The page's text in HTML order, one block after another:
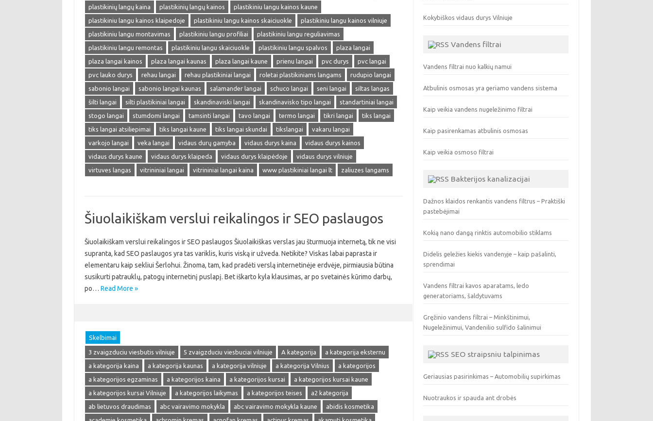
plastikinių langų kaina
plastikinių langų kainos
plastikiniu langu kainos kaune
plastikiniu langu kainos klaipedoje
plastikiniu langu kainos skaiciuokle
plastikiniu langu kainos vilniuje
plastikiniu langu montavimas
plastikiniu langu profiliai
plastikiniu langu reguliavimas
plastikiniu langu remontas
plastikiniu langu skaiciuokle plastikiniu langu spalvos
plaza langai
plaza langai kainos
plaza langai kaunas plaza langai kaune prienu langai pvc durys
pvc langai
pvc lauko durys
rehau langai rehau plastikiniai langai roletai plastikiniams langams
rudupio langai
sabonio langai
sabonio langai kaunas salamander langai schuco langai seni langai
siltas langas
šilti langai
silti plastikiniai langai skandinaviski langai skandinavisko tipo langai
standartiniai langai
stogo langai
stumdomi langai tamsinti langai tavo langai termo langai tikri langai
tiks langai
tiks langai atsiliepimai
tiks langai kaune tiks langai skundai tikslangai
vakaru langai
varkojo langai
veka langai vidaus durų gamyba vidaus durys kaina
vidaus durys kainos
vidaus durys kaune
vidaus durys klaipeda vidaus durys klaipėdoje
vidaus durys vilniuje
virtuves langas
vitrininiai langai vitrininiai langai kaina www plastikiniai langai lt zaliuzes langams
Šiuolaikiškam verslui reikalingos ir SEO paslaugos
Šiuolaikiškam verslui reikalingos ir SEO paslaugos Šiuolaikiškas verslas jau šturmuoja internetą, tik ne visi
supranta, kad SEO paslaugos yra tas variklis, kuris viską ir užveda. Netikite? Viskas labai paprasta ir
elementaru kaip sekliui Šerlohui. Žinoma, tam, kad pradėti verslą internetinėje erdvėje, pirmiausia būtina
susikurti patrauklų, patogų internetinį puslapį. Bet iškarto kyla klausimas, ar po svetainės kūrimo darbų,
po… Read More »
Skelbimai
3 zvaigzduciu viesbutis vilniuje 5 zvaigzduciu viesbuciai vilniuje A kategorija
a kategorija eksternu
a kategorija kaina
a kategorija kaunas a kategorija vilniuje a kategorija Vilnius
a kategorijos
a kategorijos egzaminas
a kategorijos kaina a kategorijos kursai
a kategorijos kursai kaune
a kategorijos kursai Vilniuje
a kategorijos laikymas a kategorijos teises
a2 kategorija
ab lietuvos draudimas
abc vairavimo mokykla abc vairavimo mokykla kaune
abidis kosmetika
Kokybiškos vidaus durys Vilniuje
Vandens filtrai
Vandens filtrai nuo kalkių namui
Atbulinis osmosas yra geriamo vandens sistema
Kaip veikia vandens nugeležinimo filtrai
Kaip pasirenkamas atbulinis osmosas
Kaip veikia osmoso filtrai
Bakterijos kanalizacijai
Dažnos klaidos renkantis vandens filtrus – Praktiški
pastebėjimai
Kokią nano dangą rinktis automobilio stiklams
Didelis geležies kiekis vandenyje – kaip pašalinti,
sprendimai
Vandens filtrai kavos aparatams, ledo
generatoriams, šaldytuvams
Gręžinio vandens filtrai – Minkštinimui,
Nugeležinimui, Vandenilio sulfido šalinimui
SEO straipsniu talpinimas
Geriausias pasirinkimas – Automobilių supirkimas
Nuotraukos ir spauda ant drobės